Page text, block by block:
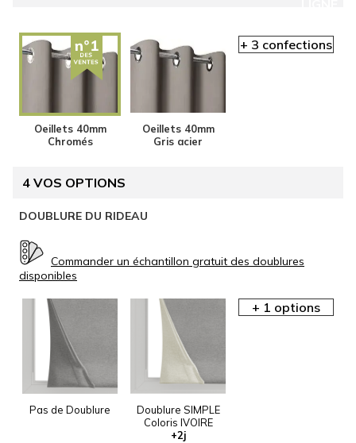
Oeillets 40mm
Chromés
Oeillets 40mm
Gris acier
4 VOS OPTIONS
DOUBLURE DU RIDEAU
Commander un échantillon gratuit des doublures
disponibles
Pas de Doublure
Doublure SIMPLE
Coloris IVOIRE
+2j